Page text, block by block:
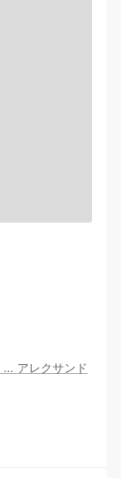
… アレクサンド